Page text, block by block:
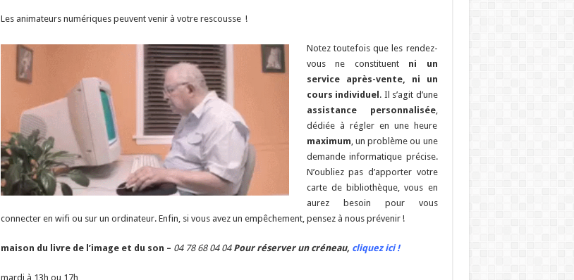
Les animateurs numériques peuvent venir à votre rescousse !
Notez toutefois que les rendez-
vous ne constituent ni un
service après-vente, ni un
cours individuel . Il s’agit d’une
assistance personnalisée,
dédiée à régler en une heure
maximum , un problème ou une
demande informatique précise.
N’oubliez pas d’apporter votre
carte de bibliothèque, vous en
aurez besoin pour vous
connecter en wifi ou sur un ordinateur. Enfin, si vous avez un empêchement, pensez à nous prévenir !
maison du livre de l’image et du son – 04 78 68 04 04 Pour réserver un créneau, cliquez ici !
mardi à 13h ou 17h